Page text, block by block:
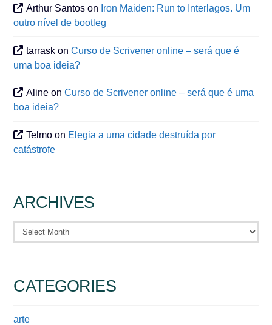
Arthur Santos on Iron Maiden: Run to Interlagos. Um
outro nível de bootleg
tarrask onCurso de Scrivener online – será que é
uma boa ideia?
Aline onCurso de Scrivener online – será que é uma
boa ideia?
Telmo on Elegia a uma cidade destruída por
catástrofe
ARCHIVES
Archives
CATEGORIES
arte